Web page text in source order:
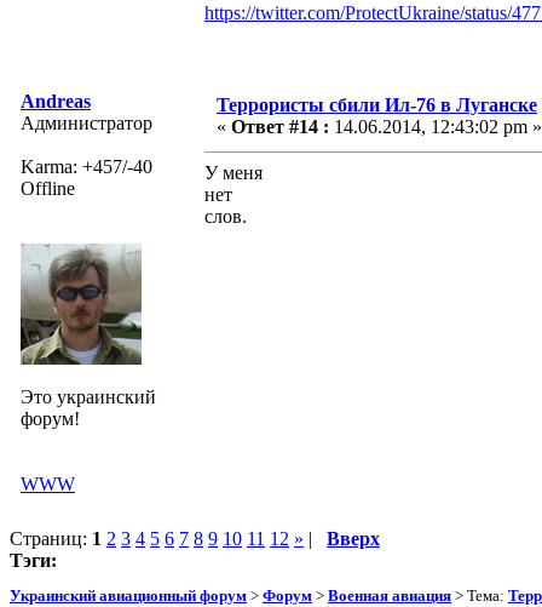
https://twitter.com/ProtectUkraine/status/
Andreas
Администратор
Karma: +457/-40
Offline
Это украинский
форум!
WWW
Террористы сбили Ил-76 в Луганске
« Ответ #14 : 14.06.2014, 12:43:02 pm »
У меня
нет
слов.
Страниц: 1 2 3 4 5 6 7 8 9 10 11 12 » | Вверх
Тэги:
Украинский авиационный форум > Форум > Военная авиация > Тема: